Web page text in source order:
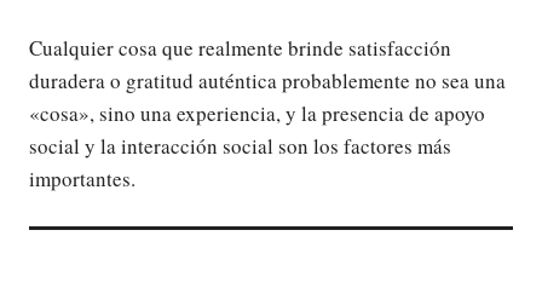
Cualquier cosa que realmente brinde satisfacción
duradera o gratitud auténtica probablemente no sea una
«cosa», sino una experiencia, y la presencia de apoyo
social y la interacción social son los factores más
importantes.